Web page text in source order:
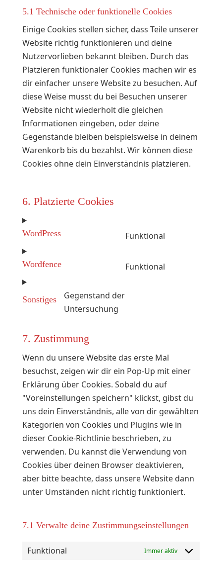
5.1 Technische oder funktionelle Cookies
Einige Cookies stellen sicher, dass Teile unserer
Website richtig funktionieren und deine
Nutzervorlieben bekannt bleiben. Durch das
Platzieren funktionaler Cookies machen wir es
dir einfacher unsere Website zu besuchen. Auf
diese Weise musst du bei Besuchen unserer
Website nicht wiederholt die gleichen
Informationen eingeben, oder deine
Gegenstände bleiben beispielsweise in deinem
Warenkorb bis du bezahlst. Wir können diese
Cookies ohne dein Einverständnis platzieren.
6. Platzierte Cookies
WordPress Funktional
Wordfence Funktional
Sonstiges
Gegenstand der
Untersuchung
7. Zustimmung
Wenn du unsere Website das erste Mal
besuchst, zeigen wir dir ein Pop-Up mit einer
Erklärung über Cookies. Sobald du auf
"Voreinstellungen speichern" klickst, gibst du
uns dein Einverständnis, alle von dir gewählten
Kategorien von Cookies und Plugins wie in
dieser Cookie-Richtlinie beschrieben, zu
verwenden. Du kannst die Verwendung von
Cookies über deinen Browser deaktivieren,
aber bitte beachte, dass unsere Website dann
unter Umständen nicht richtig funktioniert.
7.1 Verwalte deine Zustimmungseinstellungen
Funktional Immer aktiv